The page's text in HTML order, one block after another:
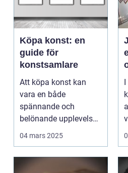
Köpa konst: en
guide för
konstsamlare
Att köpa konst kan
vara en både
spännande och
belönande upplevelse.
Det handlar...
04 mars 2025